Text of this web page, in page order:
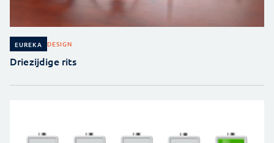
EUREKA DESIGN
Driezijdige rits